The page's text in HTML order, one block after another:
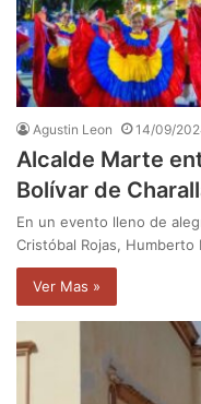
Agustin Leon 14/09/
Alcalde Marte
Bolívar de
En un evento lleno de
Cristóbal Rojas,
Ver Mas »